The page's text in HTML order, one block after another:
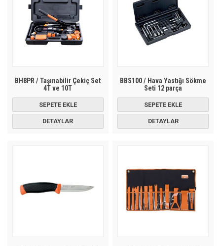
BH8PR / Taşınabilir Çekiç Set
4T ve 10T
SEPETE EKLE
DETAYLAR
BBS100 / Hava Yastığı Sökme
Seti 12 parça
SEPETE EKLE
DETAYLAR